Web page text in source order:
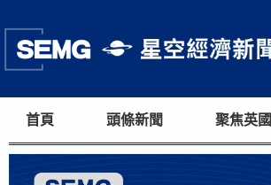
首頁 頭條新聞 聚焦英國